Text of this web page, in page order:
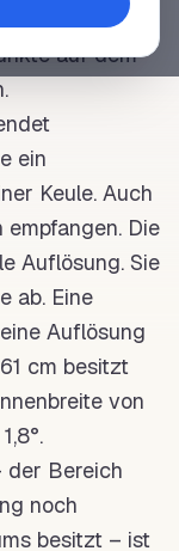
auseinander
auf dem
ein
Keule. Auch
Die
Auflösung. Sie
ab. Eine
Auflösung
cm besitzt
von
der Bereich
noch
besitzt – ist